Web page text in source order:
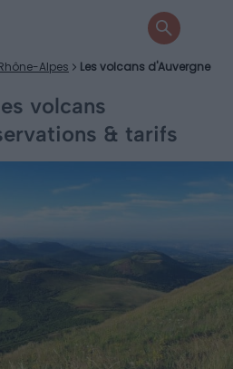
Alpes Les volcans d'Auvergne
volcans
& tarifs